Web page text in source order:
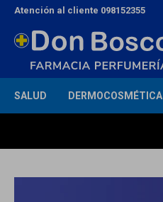
SALUD DERMOCOSMÉTICA
Atención al cliente 098152355